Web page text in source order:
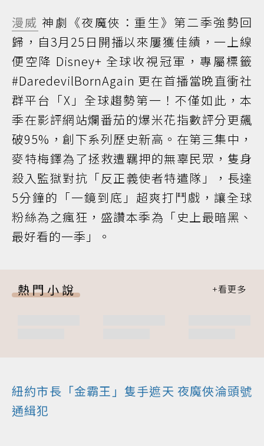
漫威 神劇《夜魔俠：重生》第二季強勢回
歸，自3月25日開播以來屢獲佳績，一上線
便空降 Disney+ 全球收視冠軍，專屬標籤
#DaredevilBornAgain 更在首播當晚直衝社
群平台「X」全球趨勢第一！不僅如此，本
季在影評網站爛番茄的爆米花指數評分更飆
破95%，創下系列歷史新高。在第三集中，
麥特梅鐸為了拯救遭羈押的無辜民眾，隻身
殺入監獄對抗「反正義使者特遣隊」，長達
5分鐘的「一鏡到底」超爽打鬥戲，讓全球
粉絲為之瘋狂，盛讚本季為「史上最暗黑、
最好看的一季」。
熱門小說
紐約市長「金霸王」隻手遮天 夜魔俠淪頭號
通緝犯